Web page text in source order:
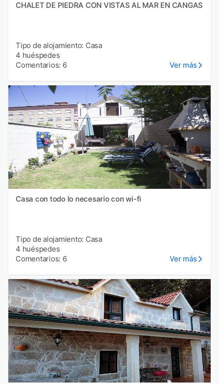
CHALET DE PIEDRA CON VISTAS AL MAR EN CANGAS
Tipo de alojamiento: Casa
4 huéspedes
Comentarios: 6
Ver más
Casa con todo lo necesario con wi-fi
Tipo de alojamiento: Casa
4 huéspedes
Comentarios: 6
Ver más